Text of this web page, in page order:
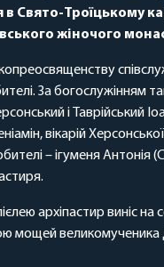
в Свято-Троїцькому
жіночого
За богослужінням
і Таврійський
вікарій Херсонської
– ігуменя Антонія
архіпастир виніс
мощей великомученика